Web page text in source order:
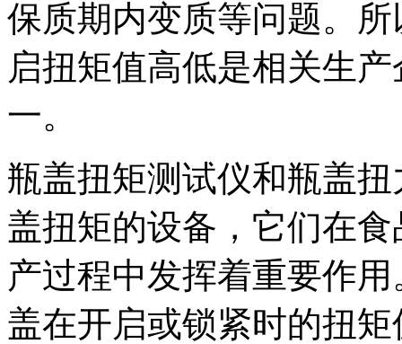
保质期内变质等问题。
启扭矩值高低是相关生
一。
瓶盖扭矩测试仪和瓶盖
盖扭矩的设备，它们在
产过程中发挥着重要作
盖在开启或锁紧时的扭